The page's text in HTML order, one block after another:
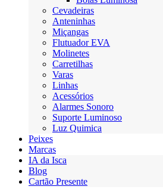
Cevadeiras
Anteninhas
Miçangas
Flutuador EVA
Molinetes
Carretilhas
Varas
Linhas
Acessórios
Alarmes Sonoro
Suporte Luminoso
Luz Quimica
Peixes
Marcas
IA da Isca
Blog
Cartão Presente